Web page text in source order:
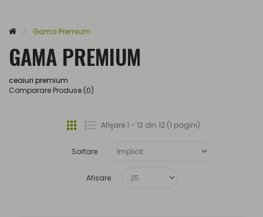
Gama Premium
GAMA PREMIUM
ceaiuri premium
Comparare Produse (0)
Afişare 1 - 12 din 12 (1 pagini)
Sortare
Afisare